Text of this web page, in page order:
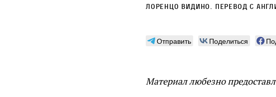
Лоренцо Видино . Перевод с
Отправить Поделиться
Материал любезно